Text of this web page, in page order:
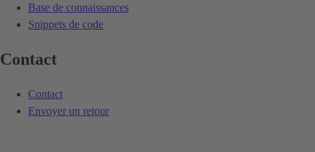
Base de connaissances
Snippets de code
Contact
Contact
Envoyer un retour